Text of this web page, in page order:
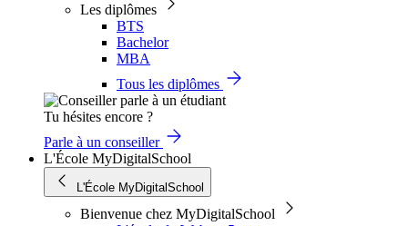
Les diplômes
BTS
Bachelor
MBA
Tous les diplômes
Tu hésites encore ?
Parle à un conseiller
L'École MyDigitalSchool
L'École MyDigitalSchool
Bienvenue chez MyDigitalSchool